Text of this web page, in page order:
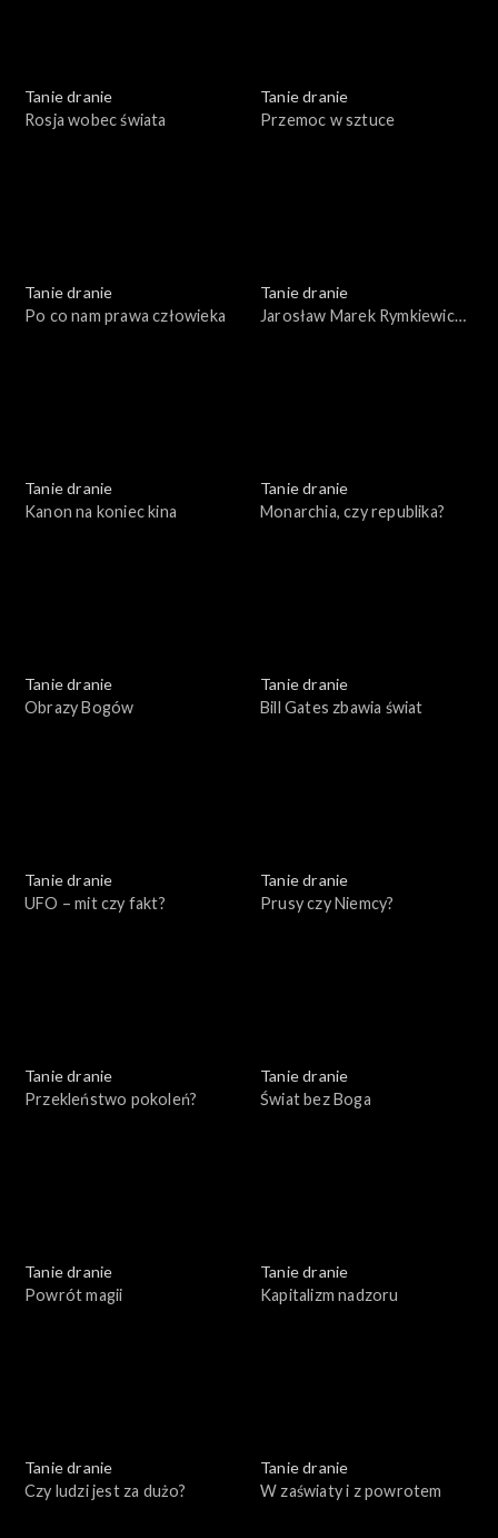
Tanie dranie
Rosja wobec świata
Tanie dranie
Przemoc w sztuce
Tanie dranie
Po co nam prawa człowieka
Tanie dranie
Jarosław Marek Rymkiewicz
Tanie dranie
Kanon na koniec kina
Tanie dranie
Monarchia, czy republika?
Tanie dranie
Obrazy Bogów
Tanie dranie
Bill Gates zbawia świat
Tanie dranie
UFO – mit czy fakt?
Tanie dranie
Prusy czy Niemcy?
Tanie dranie
Przekleństwo pokoleń?
Tanie dranie
Świat bez Boga
Tanie dranie
Powrót magii
Tanie dranie
Kapitalizm nadzoru
Tanie dranie
Czy ludzi jest za dużo?
Tanie dranie
W zaświaty i z powrotem